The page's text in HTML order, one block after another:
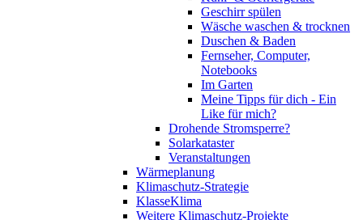
Geschirr spülen
Wäsche waschen & trocknen
Duschen & Baden
Fernseher, Computer,
Notebooks
Im Garten
Meine Tipps für dich - Ein
Like für mich?
Drohende Stromsperre?
Solarkataster
Veranstaltungen
Wärmeplanung
Klimaschutz-Strategie
KlasseKlima
Weitere Klimaschutz-Projekte